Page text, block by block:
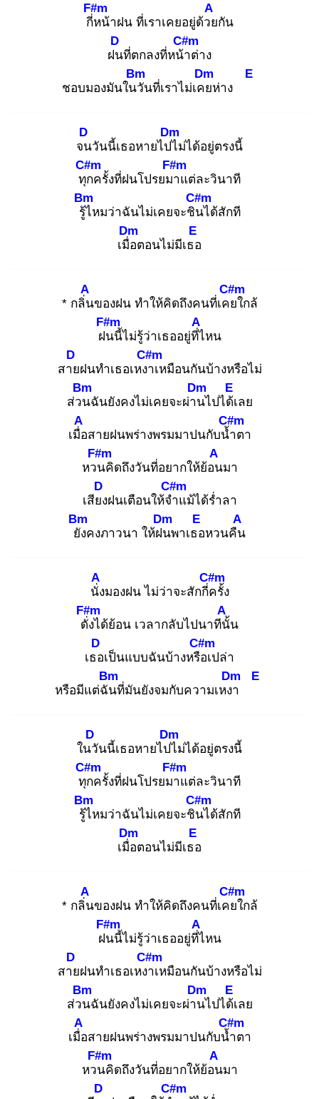
กี่ห
F#m
น้าฝน ที่เราเคยอยู่ด้วย
A
กัน
ฝน
D
ที่ตกลงที่หน้า
C#m
ต่าง
ชอบมองมันในวั
Bm
นที่เราไม่เคย
Dm
ห่าง
E
จน
D
วันนี้เธอหายไปไ
Dm
ม่ได้อยู่ตรงนี้
ทุก
C#m
ครั้งที่ฝนโปรยมา
F#m
แต่ละวินาที
รู้ไ
Bm
หมว่าฉันไม่เคยจะชิน
C#m
ได้สักที
เมื่อ
Dm
ตอนไม่มีเธอ
E
* กลิ่น
A
ของฝน ทำให้คิดถึงคนที่เคย
C#m
ใกล้
ฝน
F#m
นี้ไม่รู้ว่าเธออยู่ที่ไ
A
หน
สาย
D
ฝนทำเธอเหงา
C#m
เหมือนกันบ้างหรือไม่
ส่วน
Bm
ฉันยังคงไม่เคยจะผ่าน
Dm
ไปได้เ
E
ลย
เมื่อ
A
สายฝนพร่างพรมมาปนกับน้ำ
C#m
ตา
หวน
F#m
คิดถึงวันที่อยากให้ย้อน
A
มา
เสียง
D
ฝนเตือนให้จำ
C#m
แม้ได้ร่ำลา
ยัง
Bm
คงภาวนา ให้ฝน
Dm
พาเธอ
E
หวนคืน
A
นั่ง
A
มองฝน ไม่ว่าจะสักกี่ค
C#m
รั้ง
ดั่ง
F#m
ได้ย้อน เวลากลับไปนาทีนั้
A
น
เธอ
D
เป็นแบบฉันบ้างหรือ
C#m
เปล่า
หรือมีแต่ฉัน
Bm
ที่มันยังจมกับความเหงา
Dm E
ในวั
D
นนี้เธอหายไปไ
Dm
ม่ได้อยู่ตรงนี้
ทุก
C#m
ครั้งที่ฝนโปรยมา
F#m
แต่ละวินาที
รู้ไ
Bm
หมว่าฉันไม่เคยจะชิน
C#m
ได้สักที
เมื่อ
Dm
ตอนไม่มีเธอ
E
* กลิ่น
A
ของฝน ทำให้คิดถึงคนที่เคย
C#m
ใกล้
ฝน
F#m
นี้ไม่รู้ว่าเธออยู่ที่ไ
A
หน
สาย
D
ฝนทำเธอเหงา
C#m
เหมือนกันบ้างหรือไม่
ส่วน
Bm
ฉันยังคงไม่เคยจะผ่าน
Dm
ไปได้เ
E
ลย
เมื่อ
A
สายฝนพร่างพรมมาปนกับน้ำ
C#m
ตา
หวน
F#m
คิดถึงวันที่อยากให้ย้อน
A
มา
D
C#m